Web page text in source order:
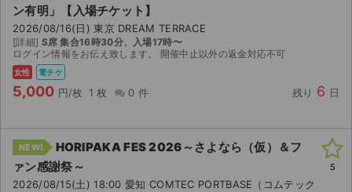
ン有明」【入場チケット】
2026/08/16(日) 東京 DREAM TERRACE
[詳細] S席 集合16時30分、入場17時〜
ログイン情報をお伝え致します。 開催中止以外の返金対応不可
女性 電チケ
5,000 円/枚 1 枚 0 件 残り 6 日
NEW!
HORIPAKA FES 2026～さよなら（仮）＆フ
ァン感謝祭～
2026/08/15(土) 18:00 愛知 COMTEC PORTBASE（コムテック
5